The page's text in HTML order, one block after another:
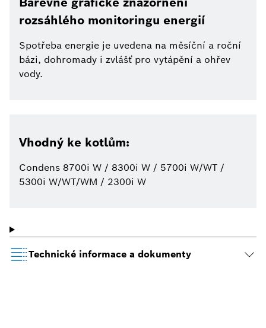
rozsáhlého monitoringu energií
Spotřeba energie je uvedena na měsíční a roční
bázi, dohromady i zvlášť pro vytápění a ohřev
vody.
Vhodný ke kotlům:
Condens 8700i W / 8300i W / 5700i W/WT /
5300i W/WT/WM / 2300i W
Technické informace a dokumenty